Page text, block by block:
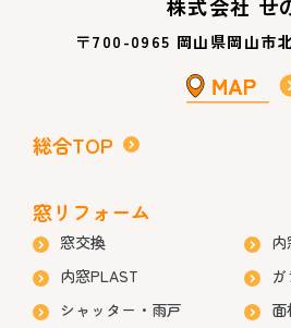
株式会社 せ
〒700-0965 岡山県岡山市
総合TOP
窓リフォーム
窓交換
内窓PLAST
シャッター・雨戸
面